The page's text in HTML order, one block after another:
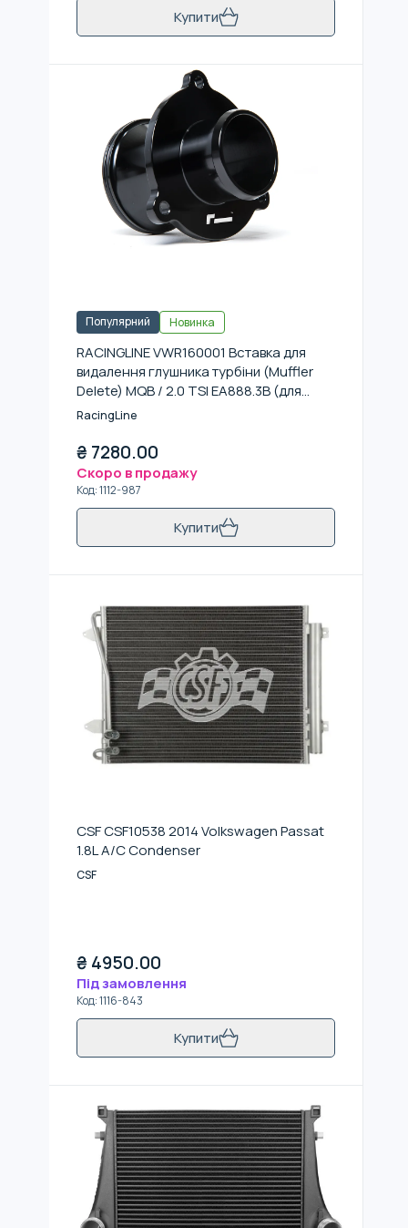
Купити
Популярний Новинка
RACINGLINE VWR160001 Вставка для
видалення глушника турбіни (Muffler
Delete) MQB / 2.0 TSI EA888.3B (для
автомобілів з MAF-sensor)
RacingLine
₴ 7280.00
Скоро в продажу
Код:1112-987
Купити
CSF CSF10538 2014 Volkswagen Passat
1.8L A/C Condenser
CSF
₴ 4950.00
Під замовлення
Код:1116-843
Купити